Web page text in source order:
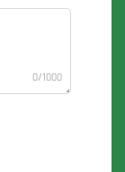
0/1000